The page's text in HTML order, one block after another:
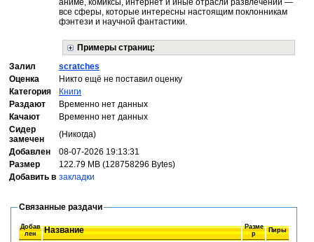
аниме, комиксы, интернет и иные отрасли развлечений —
все сферы, которые интересны настоящим поклонникам
фэнтези и научной фантастики.
Примеры страниц:
Залил
scratches
Оценка
Никто ещё не поставил оценку
Категория
Книги
Раздают
Временно нет данных
Качают
Временно нет данных
Сидер
замечен
(Никогда)
Добавлен
08-07-2026 19:13:31
Размер
122.79 MB (128758296 Bytes)
Добавить в закладки
Связанные раздачи
Добав
лен
Название
Разме
р
Пиры